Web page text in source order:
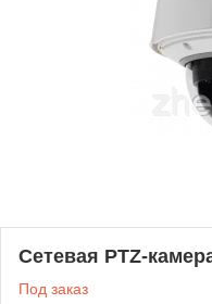
Сетевая PTZ-
Под заказ